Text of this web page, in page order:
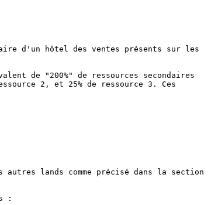
d'un hôtel des ventes présents sur les
de "200%" de ressources secondaires
2, et 25% de ressource 3. Ces
lands comme précisé dans la section
: